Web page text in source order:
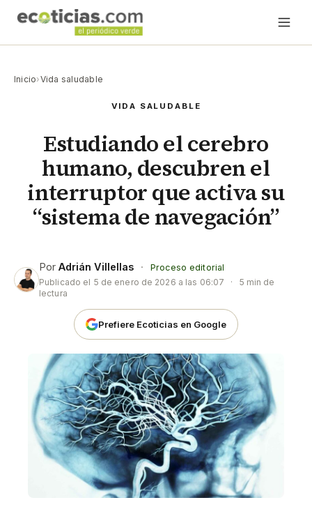
Inicio›Vida saludable
VIDA SALUDABLE
Estudiando el cerebro
humano, descubren el
interruptor que activa su
“sistema de navegación”
Por Adrián Villellas ·
Proceso editorial
Publicado el 5 de enero de 2026 a las 06:07 ·
5 min de
lectura
Prefiere Ecoticias en Google